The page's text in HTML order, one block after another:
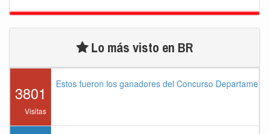
Lo más visto en BR
3801
Visitas
Estos fueron los ganadores del Concurso